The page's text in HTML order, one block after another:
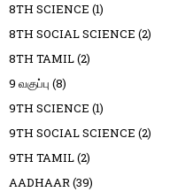
8TH SCIENCE (1)
8TH SOCIAL SCIENCE (2)
8TH TAMIL(2)
9 வகுப்பு (8)
9TH SCIENCE (1)
9TH SOCIAL SCIENCE (2)
9TH TAMIL(2)
AADHAAR(39)